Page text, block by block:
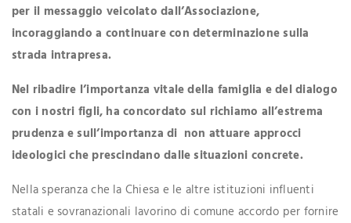
per il messaggio veicolato dall’Associazione,
incoraggiando a continuare con determinazione sulla
strada intrapresa.
Nel ribadire l’importanza vitale della famiglia e del dialogo
con i nostri figli, ha concordato sul richiamo all’estrema
prudenza e sull’importanza di non attuare approcci
ideologici che prescindano dalle situazioni concrete.
Nella speranza che la Chiesa e le altre istituzioni influenti
statali e sovranazionali lavorino di comune accordo per fornire